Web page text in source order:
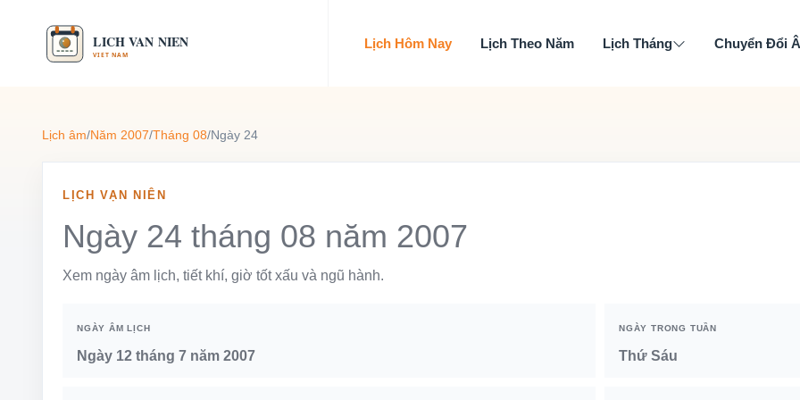
Lịch Hôm Nay Lịch Theo Năm Lịch Tháng Chuyển Đổi
Lịch âm/Năm 2007/Tháng 08/Ngày 24
LỊCH VẠN NIÊN
Ngày 24 tháng 08 năm 2007
Xem ngày âm lịch, tiết khí, giờ tốt xấu và ngũ hành.
NGÀY ÂM LỊCH
Ngày 12 tháng 7 năm 2007
NGÀY TRONG TUẦN
Thứ Sáu